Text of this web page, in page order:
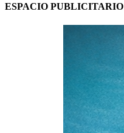
ESPACIO PUBLICITARIO